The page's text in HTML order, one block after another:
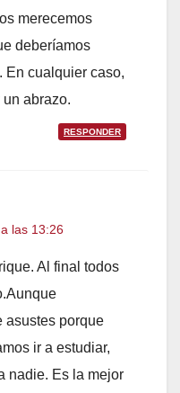
merecemos
deberíamos
En cualquier caso,
abrazo.
RESPONDER
las 13:26
Al final todos
asustes porque
ir a estudiar,
nadie. Es la mejor